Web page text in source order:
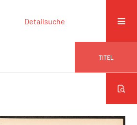
Detailsuche
TITEL